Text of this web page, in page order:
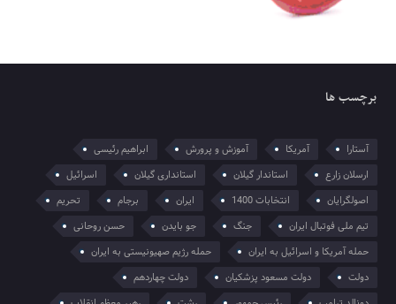
برچسب ها
آستارا آمریکا آموزش و پرورش
ابراهیم رئیسی
ارسلان زارع
استاندار گیلان استانداری گیلان
اسرائیل
اصولگرایان
انتخابات 1400 ایران برجام
تحریم
تیم ملی فوتبال ایران
جنگ جو بایدن
حسن روحانی
حمله آمریکا و اسرائیل به ایران
حمله رژیم صهیونیستی به ایران
دولت
دولت مسعود پزشکیان
دولت چهاردهم